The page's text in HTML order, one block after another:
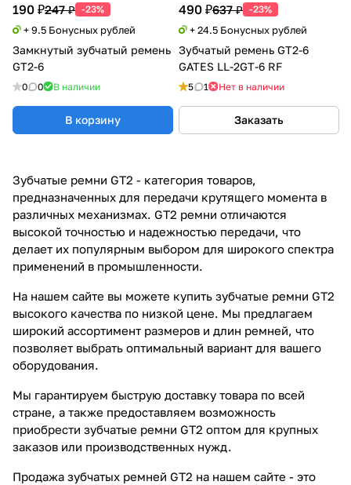
190 ₽247 ₽ -23%
+ 9.5 Бонусных рублей
Замкнутый зубчатый ремень
GT2-6
0 0 В наличии
В корзину
490 ₽637 ₽ -23%
+ 24.5 Бонусных рублей
Зубчатый ремень GT2-6
GATES LL-2GT-6 RF
5 1 Нет в наличии
Заказать
Зубчатые ремни GT2 - категория товаров,
предназначенных для передачи крутящего момента в
различных механизмах. GT2 ремни отличаются
высокой точностью и надежностью передачи, что
делает их популярным выбором для широкого спектра
применений в промышленности.
На нашем сайте вы можете купить зубчатые ремни GT2
высокого качества по низкой цене. Мы предлагаем
широкий ассортимент размеров и длин ремней, что
позволяет выбрать оптимальный вариант для вашего
оборудования.
Мы гарантируем быструю доставку товара по всей
стране, а также предоставляем возможность
приобрести зубчатые ремни GT2 оптом для крупных
заказов или производственных нужд.
Продажа зубчатых ремней GT2 на нашем сайте - это